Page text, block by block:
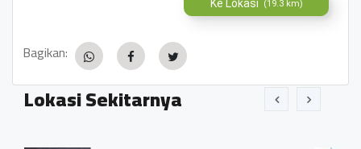
Ke Lokasi (19.3 km)
Bagikan:
Lokasi Sekitarnya